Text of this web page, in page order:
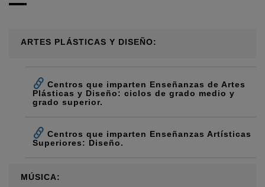
ARTES PLÁSTICAS Y DISEÑO:
Centros que imparten Enseñanzas de Artes
Plásticas y Diseño: ciclos de grado medio y
grado superior.
Centros que imparten Enseñanzas Artísticas
Superiores: Diseño.
MÚSICA: